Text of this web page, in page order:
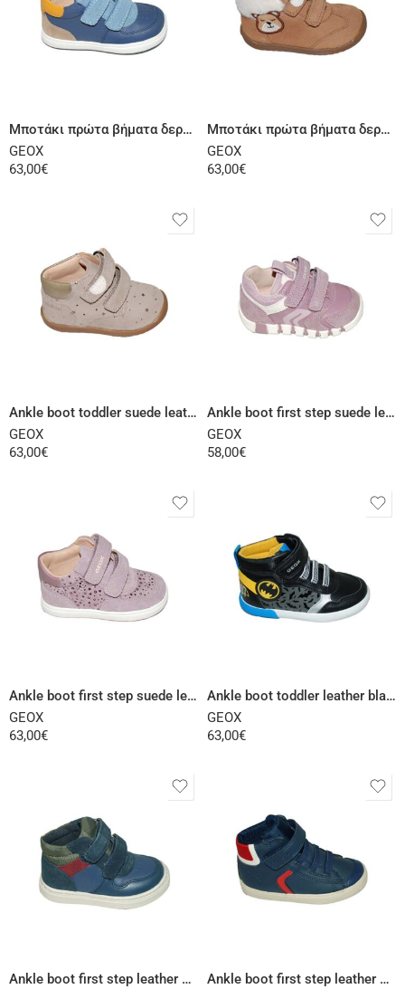
Μποτάκι πρώτα βήματα δερμάτινο μπλε σιέλ
GEOX
63,00€
Μποτάκι πρώτα βήματα δερμάτινο σαμουά βακετί
GEOX
63,00€
Ankle boot toddler suede leather beige
GEOX
63,00€
Ankle boot first step suede leather pink
GEOX
58,00€
Ankle boot first step suede leather pink
GEOX
63,00€
Ankle boot toddler leather black
GEOX
63,00€
Ankle boot first step leather blue Ankle boot first step leather blue red